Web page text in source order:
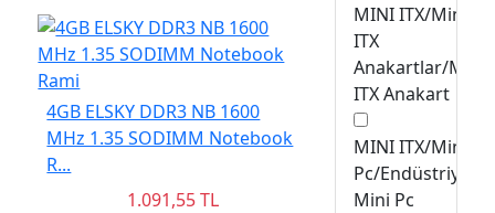
MINI ITX/Mini
ITX
Anakartlar/Mini
ITX Anakart
MINI ITX/Mini
Pc/Endüstriyel
Mini Pc
4GB ELSKY DDR3 NB 1600
MHz 1.35 SODIMM Notebook
R...
1.091,55 TL